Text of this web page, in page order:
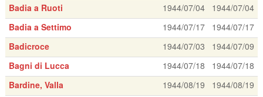
Badia a Ruoti
1944/07/04
1944/07/04
Badia a Settimo
1944/07/17
1944/07/17
Badicroce
1944/07/03
1944/07/09
Bagni di Lucca
1944/07/18
1944/07/18
Bardine, Valla
1944/08/19
1944/08/19